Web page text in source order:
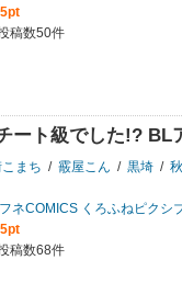
稿数50件
ート級でした!? BL
まち / 霰屋こん / 黒埼 /
ネCOMICS くろふねピクシ
稿数68件